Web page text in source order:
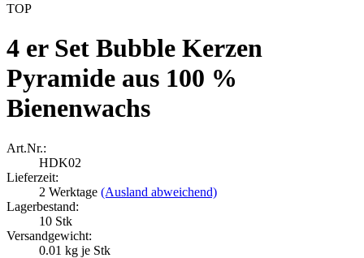
TOP
4 er Set Bubble Kerzen
Pyramide aus 100 %
Bienenwachs
Art.Nr.:
HDK02
Lieferzeit:
2 Werktage (Ausland abweichend)
Lagerbestand:
10 Stk
Versandgewicht:
0.01 kg je Stk